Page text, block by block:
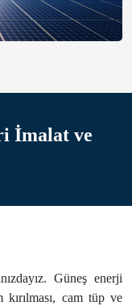
İmalat ve
Güneş enerji
kırılması, cam tüp ve